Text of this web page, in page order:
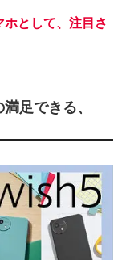
として、注目さ
足できる、